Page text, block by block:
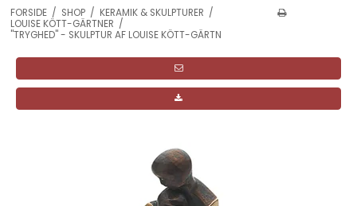
FORSIDE / SHOP / KERAMIK & SKULPTURER /
LOUISE KÖTT-GÄRTNER /
"TRYGHED" - SKULPTUR AF LOUISE KÖTT-GÄRTN